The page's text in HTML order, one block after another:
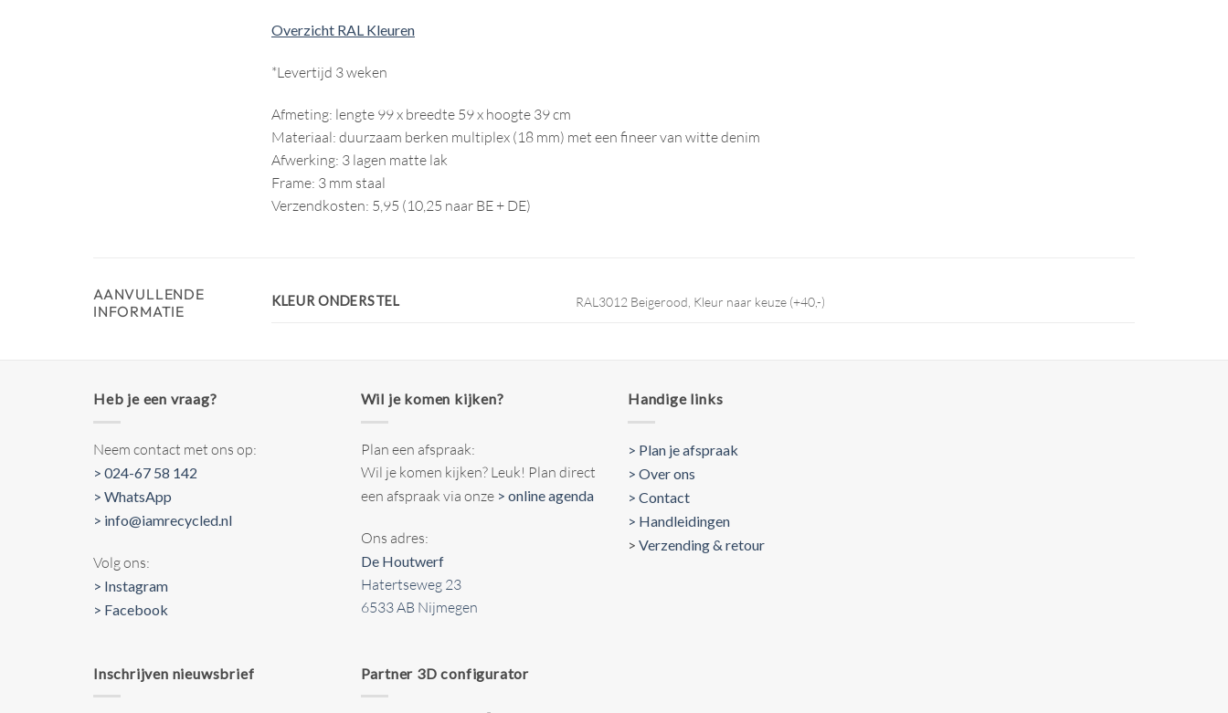
Overzicht RAL Kleuren
*Levertijd 3 weken
Afmeting: lengte 99 x breedte 59 x hoogte 39 cm
Materiaal: duurzaam berken multiplex (18 mm) met een fineer van witte denim
Afwerking: 3 lagen matte lak
Frame: 3 mm staal
Verzendkosten: 5,95 (10,25 naar BE + DE)
AANVULLENDE
INFORMATIE
KLEUR ONDERSTEL RAL3012 Beigerood, Kleur naar keuze (+40,-)
Heb je een vraag?
Neem contact met ons op:
> 024-67 58 142
> WhatsApp
> info@iamrecycled.nl
Volg ons:
> Instagram
> Facebook
Wil je komen kijken?
Plan een afspraak:
Wil je komen kijken? Leuk! Plan direct
een afspraak via onze > online agenda
Ons adres:
De Houtwerf
Hatertseweg 23
6533 AB Nijmegen
Handige links
> Plan je afspraak
> Over ons
> Contact
> Handleidingen
> Verzending & retour
Inschrijven nieuwsbrief Partner 3D configurator